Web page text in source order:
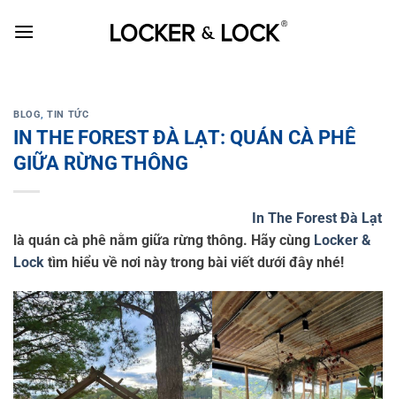
BLOG,TIN TỨC
IN THE FOREST ĐÀ LẠT: QUÁN CÀ PHÊ
GIỮA RỪNG THÔNG
In The Forest Đà Lạt
là quán cà phê nằm giữa rừng thông. Hãy cùng Locker &
Lock tìm hiểu về nơi này trong bài viết dưới đây nhé!